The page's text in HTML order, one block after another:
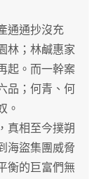
通通抄沒充
林；林鹹惠家
起。而一幹案
品；何青、何
。
相至今撲朔
海盜集團威脅
衡的巨富們無